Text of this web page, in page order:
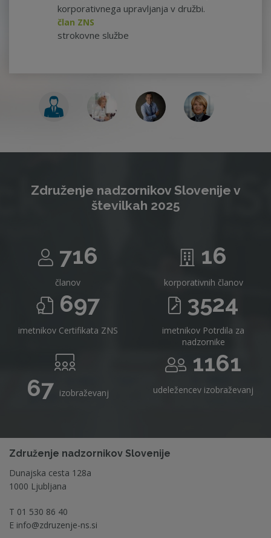
korporativnega upravljanja v družbi.
član ZNS
strokovne službe
Združenje nadzornikov Slovenije v
številkah 2025
716
članov
16
korporativnih članov
697
imetnikov Certifikata ZNS
3524
imetnikov Potrdila za
nadzornike
67 izobraževanj
1161
udeležencev izobraževanj
Združenje nadzornikov Slovenije
Dunajska cesta 128a
1000 Ljubljana
T 01 530 86 40
E info@zdruzenje-ns.si